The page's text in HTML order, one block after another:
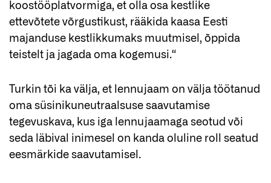
koostööplatvormiga, et olla osa kestlike
ettevõtete võrgustikust, rääkida kaasa Eesti
majanduse kestlikkumaks muutmisel, õppida
teistelt ja jagada oma kogemusi.“
Turkin tõi ka välja, et lennujaam on välja töötanud
oma süsinikuneutraalsuse saavutamise
tegevuskava, kus iga lennujaamaga seotud või
seda läbival inimesel on kanda oluline roll seatud
eesmärkide saavutamisel.